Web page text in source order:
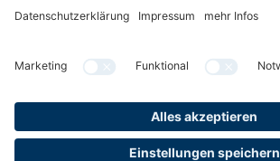
Datenschutz
Cookies & Tracking
Gender-Hinweis